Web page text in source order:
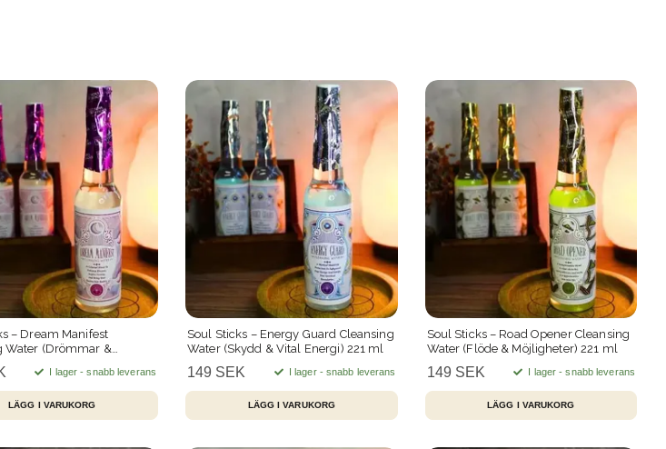
– Dream Manifest
Water (Drömmar &
I lager - snabb leverans
Soul Sticks – Energy Guard Cleansing
Water (Skydd & Vital Energi) 221 ml
149 SEK I lager - snabb leverans
Soul Sticks – Road Opener Cleansing
Water (Flöde & Möjligheter) 221 ml
149 SEK I lager - snabb leverans